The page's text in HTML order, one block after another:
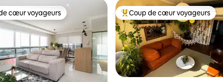
cœur voyageurs les plus appréciés
cœur voyageurs Coups de cœur voyageurs les
Coup de cœur voyageurs